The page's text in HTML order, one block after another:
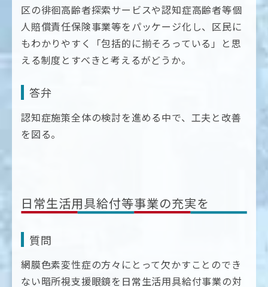
区の徘徊高齢者探索サービスや認知症高齢者等個
人賠償責任保険事業等をパッケージ化し、区民に
もわかりやすく「包括的に揃そろっている」と思
える制度とすべきと考えるがどうか。
答弁
認知症施策全体の検討を進める中で、工夫と改善
を図る。
日常生活用具給付等事業の充実を
質問
網膜色素変性症の方々にとって欠かすことのでき
ない暗所視支援眼鏡を日常生活用具給付事業の対